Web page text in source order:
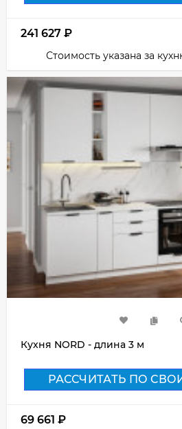
241 627 ₽
Стоимость указана за
Кухня NORD - длина 3 м
РАССЧИТАТЬ ПО
69 661 ₽